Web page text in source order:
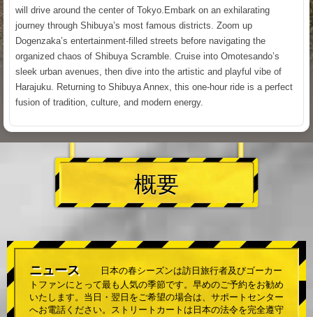
will drive around the center of Tokyo.Embark on an exhilarating
journey through Shibuya’s most famous districts. Zoom up
Dogenzaka’s entertainment-filled streets before navigating the
organized chaos of Shibuya Scramble. Cruise into Omotesando’s
sleek urban avenues, then dive into the artistic and playful vibe of
Harajuku. Returning to Shibuya Annex, this one-hour ride is a perfect
fusion of tradition, culture, and modern energy.
概要
ニュース
日本の春シーズンは訪日旅行者及びゴーカー
トファンにとって最も人気の季節です。早めのご予約をお勧め
いたします。当日・翌日をご希望の場合は、サポートセンター
へお電話ください。ストリートカートは日本の法令を完全遵守